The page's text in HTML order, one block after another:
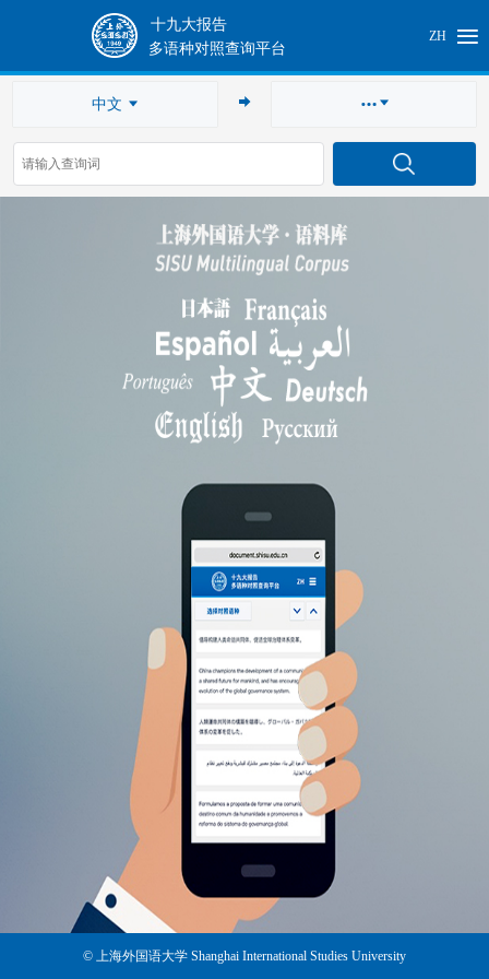
十九大报告
多语种对照查询平台
ZH
中文
© 上海外国语大学 Shanghai International Studies University